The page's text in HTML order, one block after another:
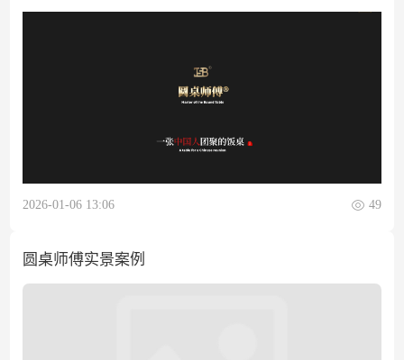
2026-01-06 13:06 49
圆桌师傅实景案例